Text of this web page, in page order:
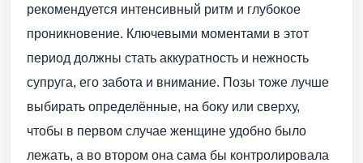
рекомендуется интенсивный ритм и глубокое
проникновение. Ключевыми моментами в этот
период должны стать аккуратность и нежность
супруга, его забота и внимание. Позы тоже лучше
выбирать определённые, на боку или сверху,
чтобы в первом случае женщине удобно было
лежать, а во втором она сама бы контролировала